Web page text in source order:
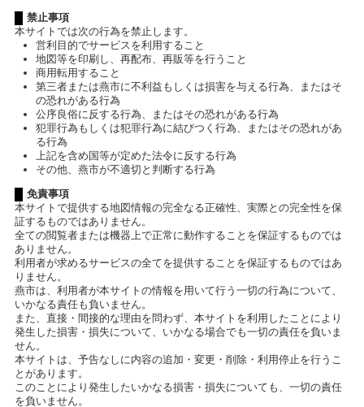
禁止事項
本サイトでは次の行為を禁止します。
営利目的でサービスを利用すること
地図等を印刷し、再配布、再販等を行うこと
商用転用すること
第三者または燕市に不利益もしくは損害を与える行為、またはそ
の恐れがある行為
公序良俗に反する行為、またはその恐れがある行為
犯罪行為もしくは犯罪行為に結びつく行為、またはその恐れがあ
る行為
上記を含め国等が定めた法令に反する行為
その他、燕市が不適切と判断する行為
免責事項
本サイトで提供する地図情報の完全なる正確性、実際との完全性を保
証するものではありません。
全ての閲覧者または機器上で正常に動作することを保証するものでは
ありません。
利用者が求めるサービスの全てを提供することを保証するものではあ
りません。
燕市は、利用者が本サイトの情報を用いて行う一切の行為について、
いかなる責任も負いません。
また、直接・間接的な理由を問わず、本サイトを利用したことにより
発生した損害・損失について、いかなる場合でも一切の責任を負いま
せん。
本サイトは、予告なしに内容の追加・変更・削除・利用停止を行うこ
とがあります。
このことにより発生したいかなる損害・損失についても、一切の責任
を負いません。